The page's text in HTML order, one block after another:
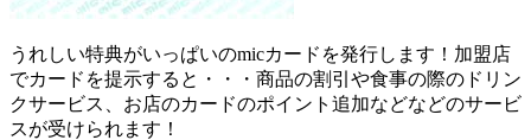
うれしい特典がいっぱいのmicカードを発行します！加盟店
でカードを提示すると・・・商品の割引や食事の際のドリン
クサービス、お店のカードのポイント追加などなどのサービ
スが受けられます！